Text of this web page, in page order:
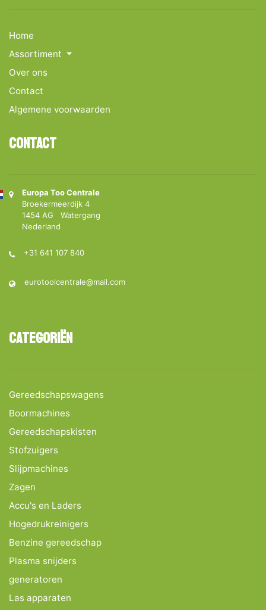
Home
Assortiment
Over ons
Contact
Algemene voorwaarden
Contact
Europa Too Centrale
Broekermeerdijk 4
1454 AG Watergang
Nederland
+31 641 107 840
eurotoolcentrale@mail.com
Categoriën
Gereedschapswagens
Boormachines
Gereedschapskisten
Stofzuigers
Slijpmachines
Zagen
Accu's en Laders
Hogedrukreinigers
Benzine gereedschap
Plasma snijders
generatoren
Las apparaten